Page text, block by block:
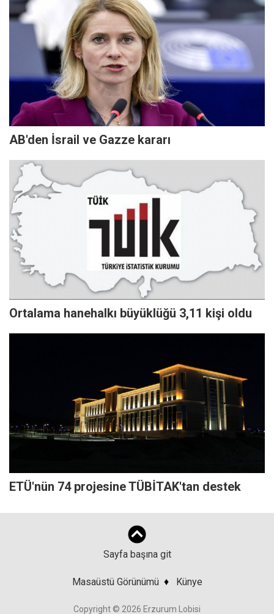
AB'den İsrail ve Gazze kararı
Ortalama hanehalkı büyüklüğü 3,11 kişi oldu
ETÜ'nün 74 projesine TÜBİTAK'tan destek
Sayfa başına git
Masaüstü Görünümü ♦ Künye
Copyright © 2026 Erzurum Lobisi